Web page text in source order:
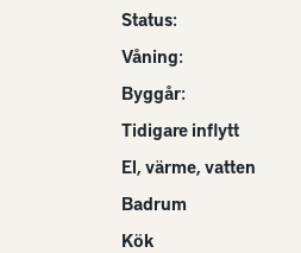
Status:
Våning:
Byggår:
Tidigare inflytt
El, värme, vatten
Badrum
Kök